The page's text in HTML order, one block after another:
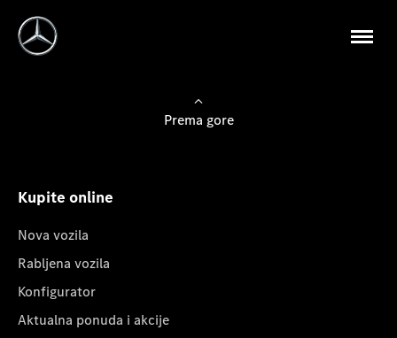
Prema gore
Kupite online
Nova vozila
Rabljena vozila
Konfigurator
Aktualna ponuda i akcije